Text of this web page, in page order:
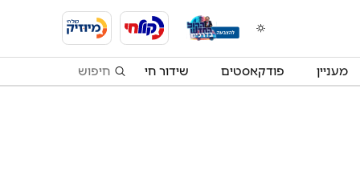
מעניין פודקאסטים שידור חי